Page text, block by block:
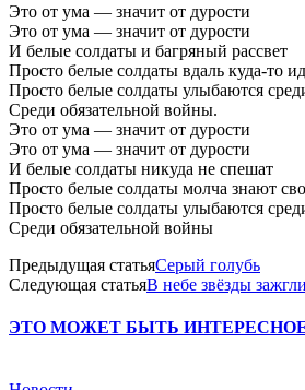
Это от ума — значит от дурости
Это от ума — значит от дурости
И белые солдаты и багряный рассвет
Просто белые солдаты вдаль куда-то
Просто белые солдаты улыбаются
Среди обязательной войны.
Это от ума — значит от дурости
Это от ума — значит от дурости
И белые солдаты никуда не спешат
Просто белые солдаты молча знают
Просто белые солдаты улыбаются
Среди обязательной войны
Предыдущая статьяСерый голубь
Следующая статьяВ небе звёзды
ЭТО МОЖЕТ БЫТЬ ИНТЕРЕСНО